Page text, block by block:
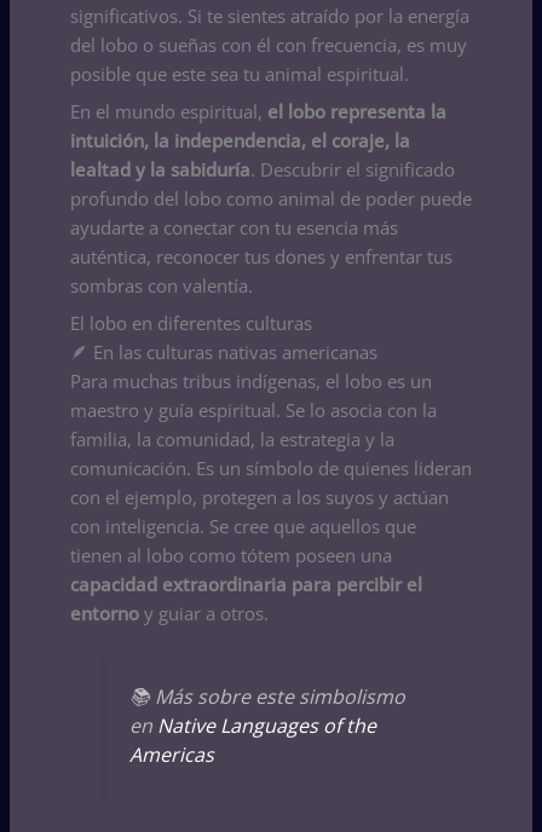
significativos. Si te sientes atraído por la energía
del lobo o sueñas con él con frecuencia, es muy
posible que este sea tu animal espiritual.
En el mundo espiritual, el lobo representa la
intuición, la independencia, el coraje, la
lealtad y la sabiduría. Descubrir el significado
profundo del lobo como animal de poder puede
ayudarte a conectar con tu esencia más
auténtica, reconocer tus dones y enfrentar tus
sombras con valentía.
El lobo en diferentes culturas
🪶 En las culturas nativas americanas
Para muchas tribus indígenas, el lobo es un
maestro y guía espiritual. Se lo asocia con la
familia, la comunidad, la estrategia y la
comunicación. Es un símbolo de quienes lideran
con el ejemplo, protegen a los suyos y actúan
con inteligencia. Se cree que aquellos que
tienen al lobo como tótem poseen una
capacidad extraordinaria para percibir el
entornoy guiar a otros.
📚 Más sobre este simbolismo
en Native Languages of the
Americas